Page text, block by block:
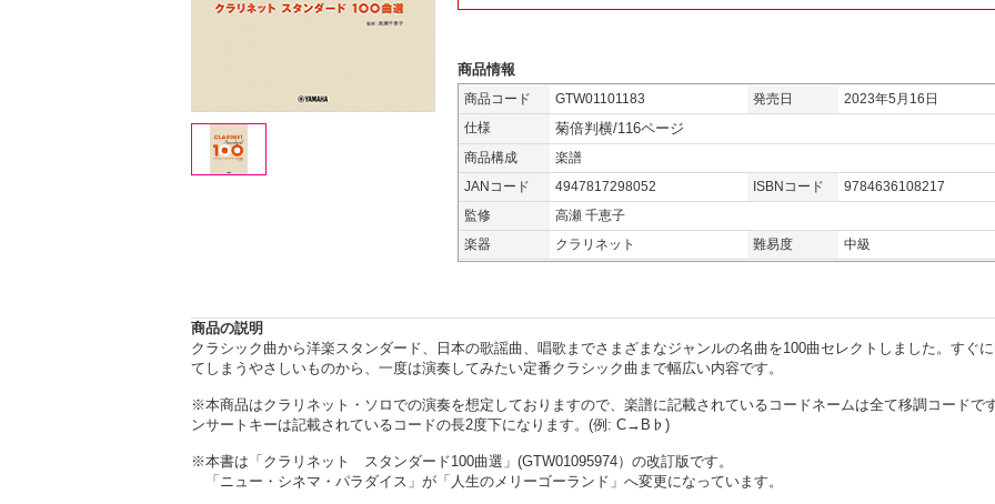
商品情報
商品コード GTW01101183 発売日
2023年5月16日
仕様
菊倍判横/116ページ
商品構成
楽譜
JANコード
4947817298052 ISBNコード
9784636108217
監修
高瀬 千恵子
楽器
クラリネット 難易度 中級
商品の説明
クラシック曲から洋楽スタンダード、日本の歌謡曲、唱歌までさまざまなジャンルの名曲を100曲セレクトしました。すぐ
てしまうやさしいものから、一度は演奏してみたい定番クラシック曲まで幅広い内容です。
※本商品はクラリネット・ソロでの演奏を想定しておりますので、楽譜に記載されているコードネームは全て移調コードで
ンサートキーは記載されているコードの長2度下になります。(例: C→B♭)
※本書は「クラリネット スタンダード100曲選」(GTW01095974）の改訂版です。
「ニュー・シネマ・パラダイス」が「人生のメリーゴーランド」へ変更になっています。